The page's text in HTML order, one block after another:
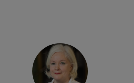
Reitingi
Virtuālā tūre